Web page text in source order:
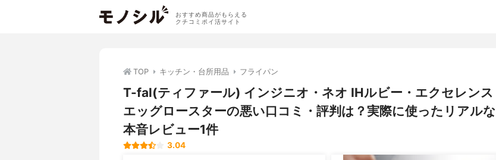
おすすめ商品がもらえる
クチコミポイ活サイト
TOP キッチン・台所用品 フライパン
T-fal(ティファール) インジニオ・ネオ IHルビー・エクセレンス
エッグロースターの悪い口コミ・評判は？実際に使ったリアルな
本音レビュー1件
3.04